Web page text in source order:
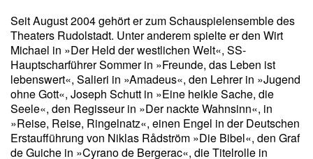
Seit August 2004 gehört er zum Schauspielensemble des
Theaters Rudolstadt. Unter anderem spielte er den Wirt
Michael in »Der Held der westlichen Welt«, SS-
Hauptscharführer Sommer in »Freunde, das Leben ist
lebenswert«, Salieri in »Amadeus«, den Lehrer in »Jugend
ohne Gott«, Joseph Schutt in »Eine heikle Sache, die
Seele«, den Regisseur in »Der nackte Wahnsinn«, in
»Reise, Reise, Ringelnatz«, einen Engel in der Deutschen
Erstaufführung von Niklas Rådström »Die Bibel«, den Graf
de Guiche in »Cyrano de Bergerac«, die Titelrolle in